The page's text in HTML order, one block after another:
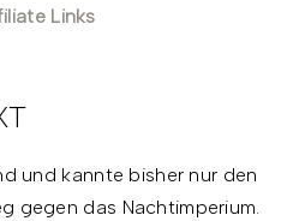
Links
und kannte bisher nur den
gegen das Nachtimperium.